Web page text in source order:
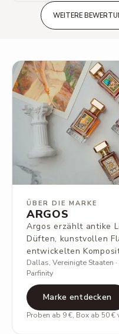
Das große Finale in der
und was für einem!
Aura verbindet.
WEITERE
ÜBER DIE MARKE
ARGOS
Argos erzählt antike
Düften, kunstvollen
entwickelten
Dallas, Vereinigte Staaten
Parfinity
Marke entdecken
Proben ab 9 €, Box ab 50 €